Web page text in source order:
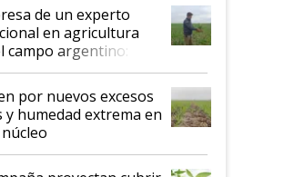
de un experto
en agricultura
campo argentino:
impresionado"
por nuevos excesos
y humedad extrema en